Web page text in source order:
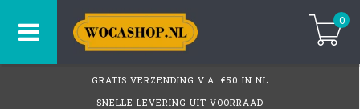
0
GRATIS VERZENDING V.A. €50 IN NL
SNELLE LEVERING UIT VOORRAAD